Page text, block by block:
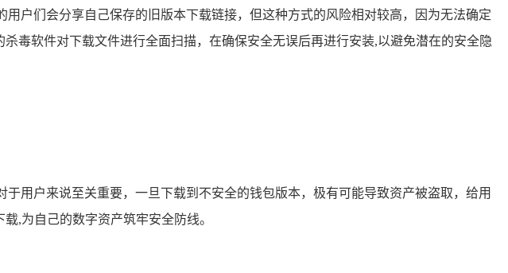
户们会分享自己保存的旧版本下载链接，但这种方式的风险相对较高，因为无法确定
毒软件对下载文件进行全面扫描，在确保安全无误后再进行安装,以避免潜在的安全隐
用户来说至关重要，一旦下载到不安全的钱包版本，极有可能导致资产被盗取，给用
,为自己的数字资产筑牢安全防线。